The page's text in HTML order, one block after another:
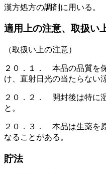
漢方処方の調剤に用いる。
適用上の注意、取扱い
（取扱い上の注意）
２０．１． 本品の品質を
け、直射日光の当たらない
２０．２． 開封後は特に
と。
２０．３． 本品は生薬を
なることがある。
貯法